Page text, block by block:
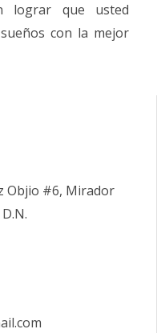
lograr que usted
con la mejor
Objio #6, Mirador